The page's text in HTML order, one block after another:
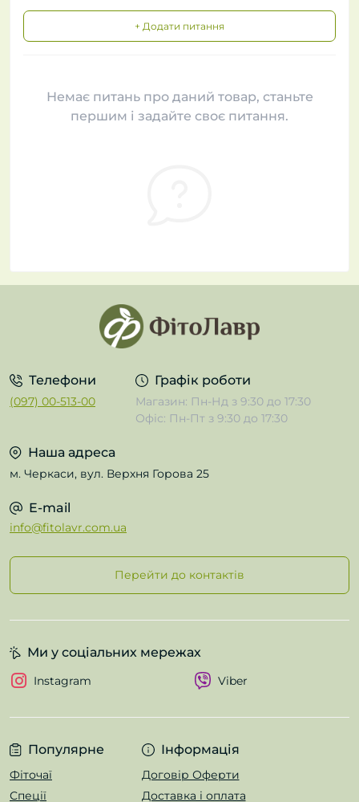
+ Додати питання
Немає питань про даний товар, станьте
першим і задайте своє питання.
Телефони
(097) 00-513-00
Графік роботи
Магазин: Пн-Нд з 9:30 до 17:30
Офіс: Пн-Пт з 9:30 до 17:30
Наша адреса
м. Черкаси, вул. Верхня Горова 25
E-mail
info@fitolavr.com.ua
Перейти до контактів
Популярне
Фіточаї
Спеції
Інформація
Договір Оферти
Доставка і оплата
Ми у соціальних мережах
Instagram Viber